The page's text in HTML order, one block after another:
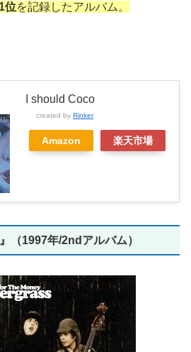
位を記録したアルバム。
I should Coco
created by Rinker
Amazon 楽天市場
（1997年/2ndアルバム）